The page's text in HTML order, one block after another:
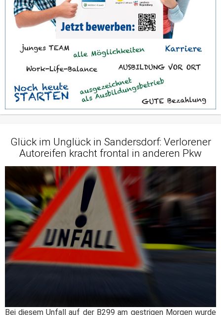
Glück im Unglück in Sandersdorf: Verlorener
Autoreifen kracht frontal in anderen Pkw
Bei diesem Unfall auf der B299 am gestrigen Morgen wurde